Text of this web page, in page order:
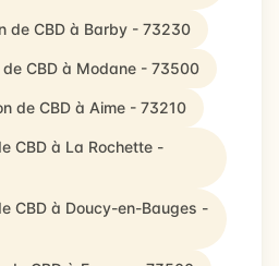
de CBD à Barby - 73230
CBD à Modane - 73500
de CBD à Aime - 73210
CBD à La Rochette -
CBD à Doucy-en-Bauges -